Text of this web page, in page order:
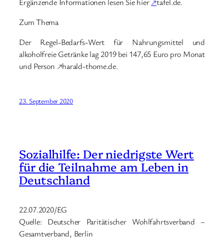
Zum Thema
Der Regel-Bedarfs-Wert für Nahrungsmittel und
alkoholfreie Getränke lag 2019 bei 147,65 Euro pro Monat
und Person ↗harald-thome.de.
23. September 2020
Sozialhilfe: Der niedrigste Wert
für die Teilnahme am Leben in
Deutschland
22.07.2020/EG
Quelle: Deutscher Paritätischer Wohlfahrtsverband –
Gesamtverband, Berlin